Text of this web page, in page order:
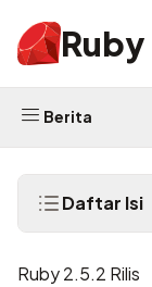
Ruby
Berita
Daftar Isi
Ruby 2.5.2 Rilis